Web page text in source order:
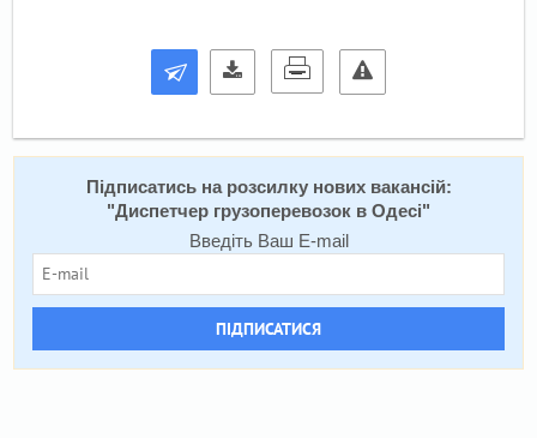
Підписатись на розсилку нових вакансій:
"Диспетчер грузоперевозок в Одесі"
Введіть Ваш E-mail
ПІДПИСАТИСЯ